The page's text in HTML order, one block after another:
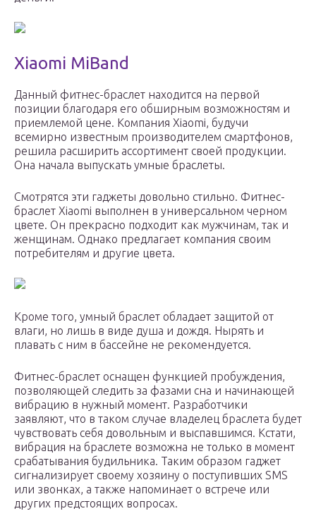
Xiaomi MiBand
Данный фитнес-браслет находится на первой
позиции благодаря его обширным возможностям и
приемлемой цене. Компания Xiaomi, будучи
всемирно известным производителем смартфонов,
решила расширить ассортимент своей продукции.
Она начала выпускать умные браслеты.
Смотрятся эти гаджеты довольно стильно. Фитнес-
браслет Xiaomi выполнен в универсальном черном
цвете. Он прекрасно подходит как мужчинам, так и
женщинам. Однако предлагает компания своим
потребителям и другие цвета.
Кроме того, умный браслет обладает защитой от
влаги, но лишь в виде душа и дождя. Нырять и
плавать с ним в бассейне не рекомендуется.
Фитнес-браслет оснащен функцией пробуждения,
позволяющей следить за фазами сна и начинающей
вибрацию в нужный момент. Разработчики
заявляют, что в таком случае владелец браслета будет
чувствовать себя довольным и выспавшимся. Кстати,
вибрация на браслете возможна не только в момент
срабатывания будильника. Таким образом гаджет
сигнализирует своему хозяину о поступивших SMS
или звонках, а также напоминает о встрече или
других предстоящих вопросах.